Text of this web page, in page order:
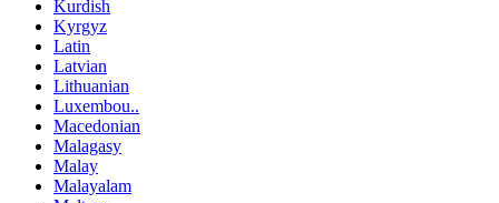
Kurdish
Kyrgyz
Latin
Latvian
Lithuanian
Luxembou..
Macedonian
Malagasy
Malay
Malayalam